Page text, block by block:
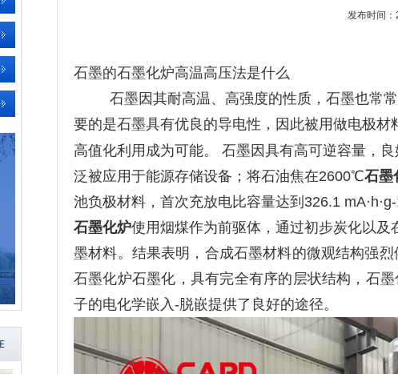
发布时间
石墨的石墨化炉高温高压法是什么
石墨因其耐高温、高强度的性质，石墨也常
要的是石墨具有优良的导电性，因此被用做电极材
高值化利用成为可能。
石墨因具有高可逆容量，
泛被应用于能源存储设备；将石油焦在2600℃石墨
池负极材料，首次充放电比容量达到326.1
石墨化炉使用烟煤作为前驱体，通过初步炭化以及
墨材料。结果表明，合成石墨材料的微观结构强
石墨化炉石墨化，具有完全有序的层状结构，石
子的电化学嵌入-脱嵌提供了良好的途径。